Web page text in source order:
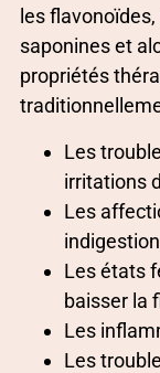
les
saponines et
propriétés
Les
irritations
Les
Les états
baisser la
Les
Les